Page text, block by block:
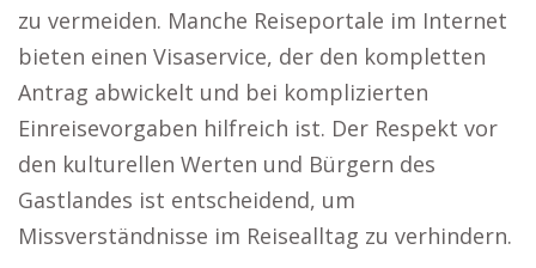
zu vermeiden. Manche Reiseportale im Internet
bieten einen Visaservice, der den kompletten
Antrag abwickelt und bei komplizierten
Einreisevorgaben hilfreich ist. Der Respekt vor
den kulturellen Werten und Bürgern des
Gastlandes ist entscheidend, um
Missverständnisse im Reisealltag zu verhindern.